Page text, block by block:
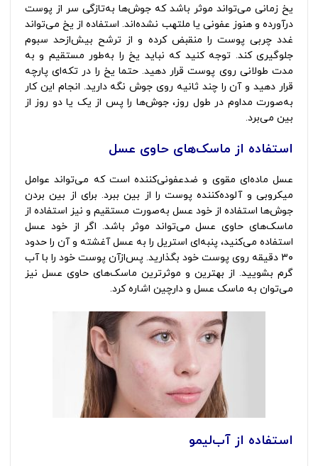
یخ زمانی می‌تواند موثر باشد که جوش‌ها به‌تازگی سر از پوست
درآورده و هنوز عفونی یا ملتهب نشده‌اند. استفاده از یخ می‌تواند
غدد چربی پوست را منقبض کرده و از ترشح بیش‌ازحد سبوم
جلوگیری کند. توجه کنید که نباید یخ را به‌طور مستقیم و به
مدت طولانی روی پوست قرار دهید. حتما یخ را در تکه‌ای پارچه
قرار دهید و آن را چند ثانیه روی جوش نگه دارید. انجام این کار
به‌صورت مداوم در طول روز، جوش‌ها را پس از یک یا دو روز از
بین می‌برد.
استفاده از ماسک‌های حاوی عسل
عسل ماده‌ای مقوی و ضدعفونی‌کننده است که می‌تواند عوامل
میکروبی و آلوده‌کننده پوست را از بین ببرد. برای از بین بردن
جوش‌ها استفاده از خود عسل به‌صورت مستقیم و نیز استفاده از
ماسک‌های حاوی عسل می‌تواند موثر باشد. اگر از خود عسل
استفاده می‌کنید، پنبه‌ای استریل را به عسل آغشته و آن را حدود
۳۰ دقیقه روی پوست خود بگذارید. پس‌ازآن پوست خود را با آب
گرم بشویید. از بهترین و موثرترین ماسک‌های حاوی عسل نیز
می‌توان به ماسک عسل و دارچین اشاره کرد.
استفاده از آب‌لیمو